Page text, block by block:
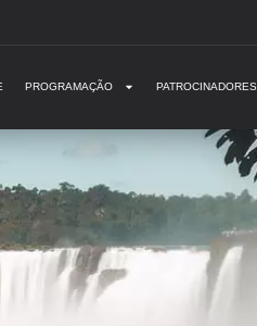
PROGRAMAÇÃO PATROCINADORES